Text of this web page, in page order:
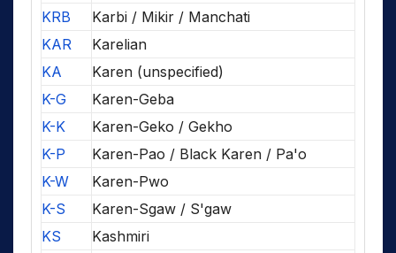
KRB
Karbi / Mikir / Manchati
KAR
Karelian
KA
Karen (unspecified)
K-G
Karen-Geba
K-K
Karen-Geko / Gekho
K-P
Karen-Pao / Black Karen / Pa'o
K-W
Karen-Pwo
K-S
Karen-Sgaw / S'gaw
KS
Kashmiri